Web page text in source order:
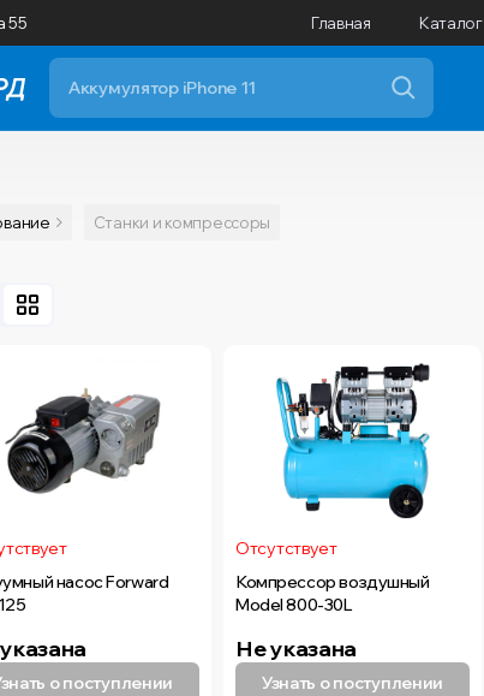
55 Главная Каталог
Станки и компрессоры
насос Forward
о поступлении
Отсутствует
Компрессор воздушный
Model 800-30L
Не указана
Узнать о поступлении